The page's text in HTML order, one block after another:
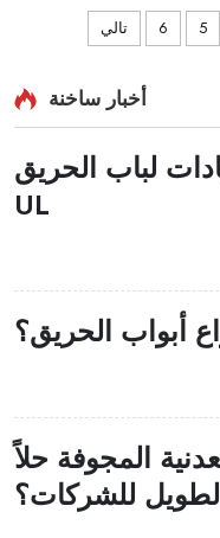
5
6 تالي
أخبار ساخنة
لباب الحريق
UL
أبواب الحريق؟
المجوفة حلاً
للشركات؟